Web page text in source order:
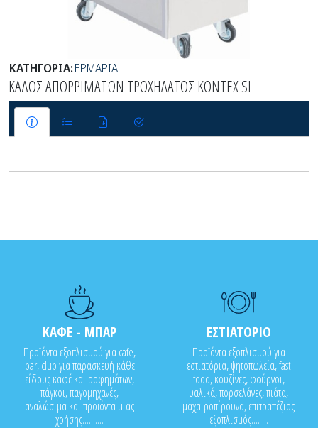
ΚΑΤΗΓΟΡΙΑ:ΕΡΜΑΡΙΑ
ΚΑΔΟΣ ΑΠΟΡΡΙΜΑΤΩΝ ΤΡΟΧΗΛΑΤΟΣ KONTEX SL
ΚΑΦΕ - ΜΠΑΡ
Προϊόντα εξοπλισμού για cafe,
bar, club για παρασκευή κάθε
είδους καφέ και ροφημάτων,
πάγκοι, παγομηχανές,
αναλώσιμα και προϊόντα μιας
χρήσης..........
ΕΣΤΙΑΤΟΡΙΟ
Προϊόντα εξοπλισμού για
εστιατόρια, ψητοπωλεία, fast
food, κουζίνες, φούρνοι,
υαλικά, πορσελάνες, πιάτα,
μαχαιροπίρουνα, επιτραπέζιος
εξοπλισμός........